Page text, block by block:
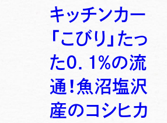
キッチンカー
「こびり」たっ
た0．1％の流
通！魚沼塩沢
産のコシヒカ